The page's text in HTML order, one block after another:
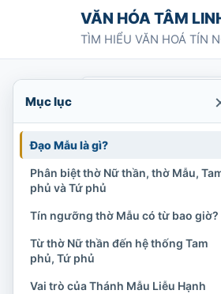
Chuyển tới nội dungVĂN HÓA TÂM
TÌM HIỂU VĂN HOÁ TÍN
Đạo
Đạo
bao
Chi Tran 27/03/
Đạo Mẫu là gì?
và giá trị văn
Mục lục
Đạo Mẫu là gì?
Phân biệt thờ Nữ thần, thờ Mẫu,
phủ và Tứ phủ
Tín ngưỡng thờ Mẫu có từ bao giờ?
Từ thờ Nữ thần đến hệ thống Tam
phủ, Tứ phủ
Vai trò của Thánh Mẫu Liễu Hạnh